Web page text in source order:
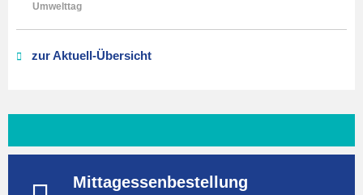
Umwelttag
zur Aktuell-Übersicht
Mittagessenbestellung